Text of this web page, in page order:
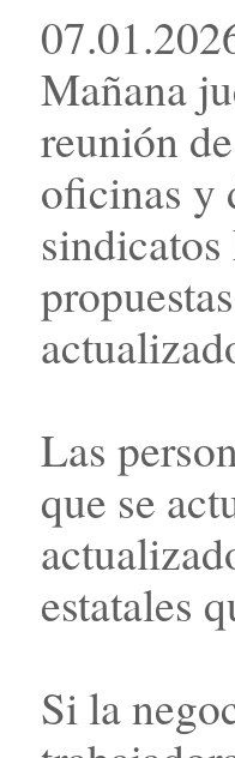
Mañana
reunión
oficinas y
Las
que se
estatales
Si la